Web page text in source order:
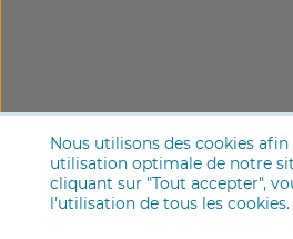
Nous utilisons des cookies
utilisation optimale de notre
cliquant sur "Tout accepter",
l'utilisation de tous les cookies.